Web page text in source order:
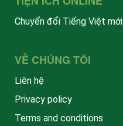
Chuyển đổi Tiếng Việt mới
VỀ CHÚNG TÔI
Liên hệ
Privacy policy
Terms and conditions